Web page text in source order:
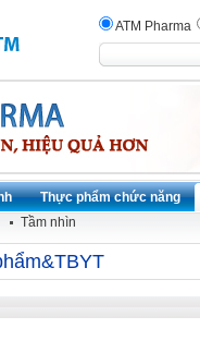
ATM Pharma
Thực phẩm chức năng
Tầm nhìn